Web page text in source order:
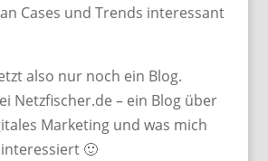
Cases und Trends interessant
also nur noch ein Blog.
Netzfischer.de – ein Blog über
Marketing und was mich
🙂